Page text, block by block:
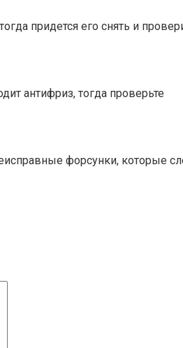
придется его снять и
антифриз, тогда проверьте
форсунки, которые